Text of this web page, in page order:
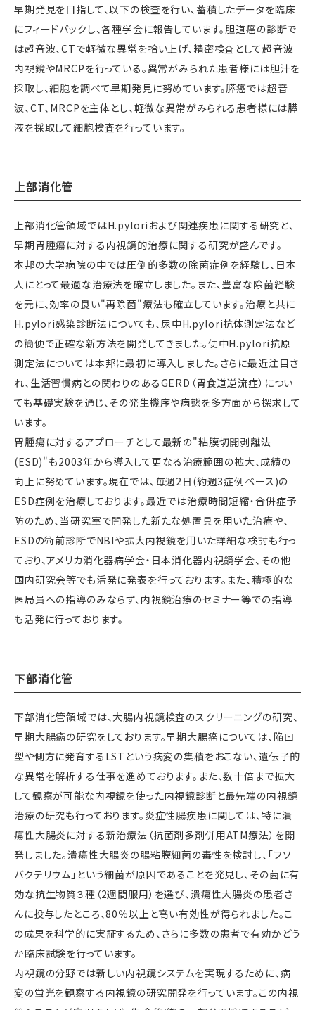
早期発見を目指して、以下の検査を行い、蓄積したデータを臨床
にフィードバックし、各種学会に報告しています。胆道癌の診断で
は超音波、CTで軽微な異常を拾い上げ、精密検査として超音波
内視鏡やMRCPを行っている。異常がみられた患者様には胆汁を
採取し、細胞を調べて早期発見に努めています。膵癌では超音
波、CT、MRCPを主体とし、軽微な異常がみられる患者様には膵
液を採取して細胞検査を行っています。
上部消化管
上部消化管領域ではH.pyloriおよび関連疾患に関する研究と、
早期胃腫瘍に対する内視鏡的治療に関する研究が盛んです。
本邦の大学病院の中では圧倒的多数の除菌症例を経験し、日本
人にとって最適な治療法を確立しました。また、豊富な除菌経験
を元に、効率の良い"再除菌"療法も確立しています。治療と共に
H.pylori感染診断法についても、尿中H.pylori抗体測定法など
の簡便で正確な新方法を開発してきました。便中H.pylori抗原
測定法については本邦に最初に導入しました。さらに最近注目さ
れ、生活習慣病との関わりのあるGERD（胃食道逆流症）につい
ても基礎実験を通じ、その発生機序や病態を多方面から探求して
います。
胃腫瘍に対するアプローチとして最新の"粘膜切開剥離法
(ESD)"も2003年から導入して更なる治療範囲の拡大、成績の
向上に努めています。現在では、毎週2日(約週3症例ペース)の
ESD症例を治療しております。最近では治療時間短縮・合併症予
防のため、当研究室で開発した新たな処置具を用いた治療や、
ESDの術前診断でNBIや拡大内視鏡を用いた詳細な検討も行っ
ており、アメリカ消化器病学会・日本消化器内視鏡学会、その他
国内研究会等でも活発に発表を行っております。また、積極的な
医局員への指導のみならず、内視鏡治療のセミナー等での指導
も活発に行っております。
下部消化管
下部消化管領域では、大腸内視鏡検査のスクリーニングの研究、
早期大腸癌の研究をしております。早期大腸癌については、陥凹
型や側方に発育するLSTという病変の集積をおこない、遺伝子的
な異常を解析する仕事を進めております。また、数十倍まで拡大
して観察が可能な内視鏡を使った内視鏡診断と最先端の内視鏡
治療の研究も行っております。炎症性腸疾患に関しては、特に潰
瘍性大腸炎に対する新治療法（抗菌剤多剤併用ATM療法）を開
発しました。潰瘍性大腸炎の腸粘膜細菌の毒性を検討し、「フソ
バクテリウム」という細菌が原因であることを発見し、その菌に有
効な抗生物質３種（2週間服用）を選び、潰瘍性大腸炎の患者さ
んに投与したところ、80％以上と高い有効性が得られました。こ
の成果を科学的に実証するため、さらに多数の患者で有効かどう
か臨床試験を行っています。
内視鏡の分野では新しい内視鏡システムを実現するために、病
変の蛍光を観察する内視鏡の研究開発を行っています。この内視